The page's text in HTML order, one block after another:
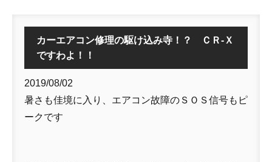
カーエアコン修理の駆け込み寺！？ ＣＲ-Ｘ
ですわよ！！
2019/08/02
暑さも佳境に入り、エアコン故障のＳＯＳ信号もピ
ークです